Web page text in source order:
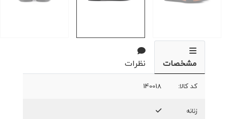
مشخصات نظرات
کد کالا: 140018
زنانه